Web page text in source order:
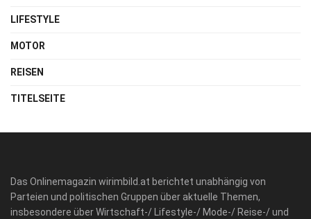
LIFESTYLE
MOTOR
REISEN
TITELSEITE
Das Onlinemagazin wirimbild.at berichtet unabhängig von
Parteien und politischen Gruppen über aktuelle Themen,
insbesondere über Wirtschaft-/ Lifestyle-/ Mode-/ Reise-/ und